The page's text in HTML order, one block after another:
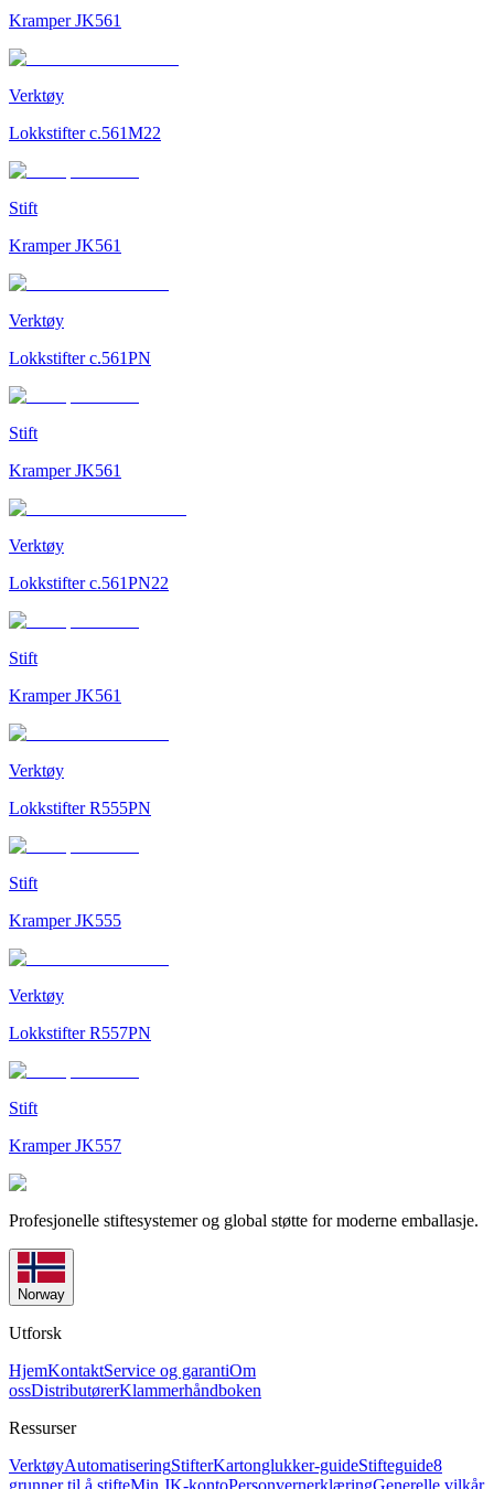
Kramper JK561
Verktøy
Lokkstifter c.561M22
Stift
Kramper JK561
Verktøy
Lokkstifter c.561PN
Stift
Kramper JK561
Verktøy
Lokkstifter c.561PN22
Stift
Kramper JK561
Verktøy
Lokkstifter R555PN
Stift
Kramper JK555
Verktøy
Lokkstifter R557PN
Stift
Kramper JK557
Profesjonelle stiftesystemer og global støtte for moderne emballasje.
Norway
Utforsk
HjemKontaktService og garantiOm
ossDistributørerKlammerhåndboken
Ressurser
VerktøyAutomatiseringStifterKartonglukker-guideStifteguide8